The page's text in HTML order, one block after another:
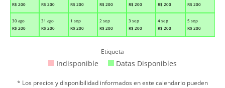
R$ 200
R$ 200
R$ 200
R$ 200
R$ 200
R$ 200
R$ 200
30 ago
R$ 200
31 ago
R$ 200
1 sep
R$ 200
2 sep
R$ 200
3 sep
R$ 200
4 sep
R$ 200
5 sep
R$ 200
Etiqueta
Indisponible Datas Disponibles
* Los precios y disponibilidad informados en este calendario pueden